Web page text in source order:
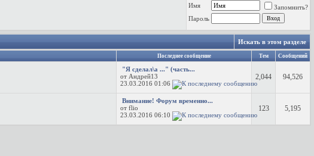
Имя
Запомнить?
Пароль
Искать в этом разделе
Последнее сообщение Тем Сообщений
"Я сделал\а ..." (часть...
от Андрей13
23.03.2016 01:06
2,044 94,526
Внимание! Форум временно...
от flio
23.03.2016 06:10
123 5,195